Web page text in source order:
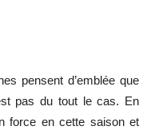
pensent d’emblée que
pas du tout le cas. En
force en cette saison et